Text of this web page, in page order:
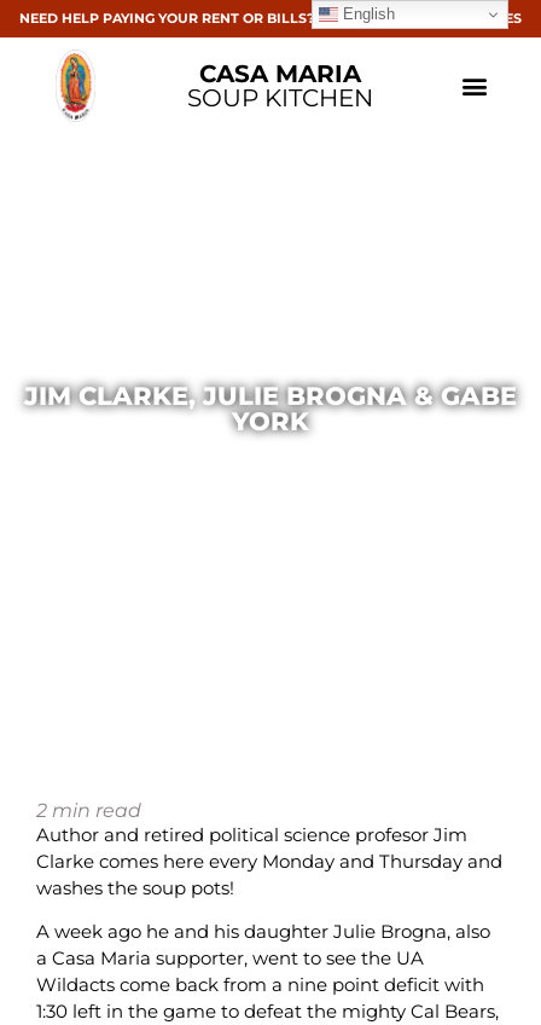
NEED HELP PAYING YOUR RENT OR BILLS? CLICK HERE FOR RESOURCES
CASA MARIA
SOUP KITCHEN
JIM CLARKE, JULIE BROGNA & GABE
YORK
2 min read
Author and retired political science profesor Jim
Clarke comes here every Monday and Thursday and
washes the soup pots!
A week ago he and his daughter Julie Brogna, also
a Casa Maria supporter, went to see the UA
Wildacts come back from a nine point deficit with
1:30 left in the game to defeat the mighty Cal Bears,
English